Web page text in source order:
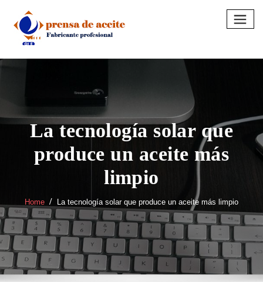
content
La tecnología solar que
produce un aceite más
limpio
Home La tecnología solar que produce un aceite más limpio